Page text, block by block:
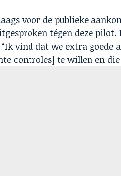
voor de publieke
tégen deze pilot.
vind dat we extra goede
controles] te willen en